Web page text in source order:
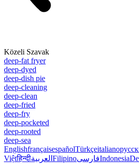
Közeli Szavak
deep-fat fryer
deep-dyed
deep-dish pie
deep-cleaning
deep-clean
deep-fried
deep-fry
deep-pocketed
deep-rooted
deep-sea
EnglishfrançaisespañolTürkçeitaliano
Việtहिन्दीالعربية FilipinoفارسیIndonesia